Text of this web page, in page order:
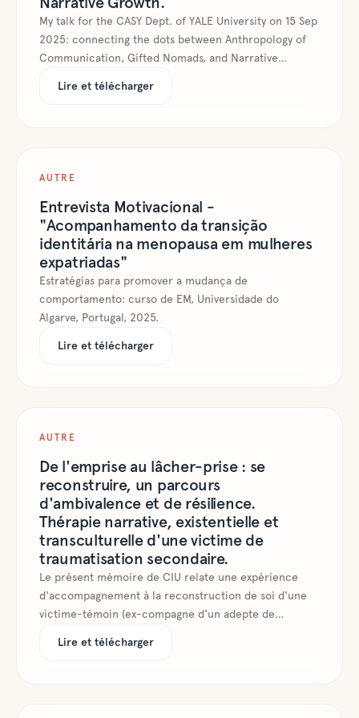
My talk for the CASY Dept. of YALE University on 15 Sep
2025: connecting the dots between Anthropology of
Communication, Gifted Nomads, and Narrative
Lire et télécharger
AUTRE
Entrevista Motivacional -
"Acompanhamento da transição
identitária na menopausa em mulheres
expatriadas"
Estratégias para promover a mudança de
comportamento: curso de EM, Universidade do
Algarve, Portugal, 2025.
Lire et télécharger
AUTRE
De l'emprise au lâcher-prise : se
reconstruire, un parcours
d'ambivalence et de résilience.
Thérapie narrative, existentielle et
transculturelle d'une victime de
traumatisation secondaire.
Le présent mémoire de CIU relate une expérience
d'accompagnement à la reconstruction de soi d'une
victime-témoin (ex-compagne d'un adepte de
indirecte dite secondaire. Le parcours d'Inès vers la
Lire et télécharger